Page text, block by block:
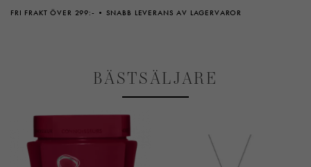
FRI FRAKT ÖVER 299:- SNABB LEVERANS AV LAGERVAROR
BÄSTSÄLJARE